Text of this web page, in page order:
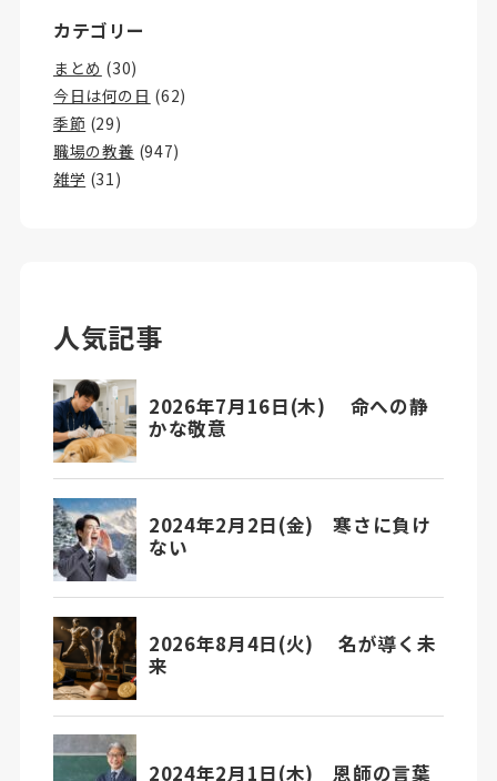
カテゴリー
まとめ (30)
今日は何の日 (62)
季節 (29)
職場の教養 (947)
雑学 (31)
人気記事